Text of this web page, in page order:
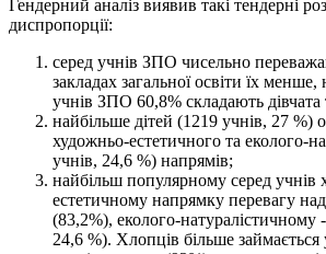
Гендерний аналіз виявив такі тендерні
диспропорції:
серед учнів ЗПО чисельно
закладах загальної освіти їх
учнів ЗПО 60,8% складають дівчата
найбільше дітей (1219 учнів, 27 %)
художньо-естетичного та еколого-
учнів, 24,6 %) напрямів;
найбільш популярному серед учнів
естетичному напрямку перевагу
(83,2%), еколого-натуралістичному
24,6 %). Хлопців більше займається